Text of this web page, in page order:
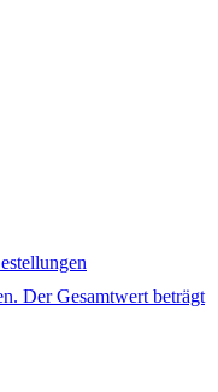
Der Gesamtwert beträgt